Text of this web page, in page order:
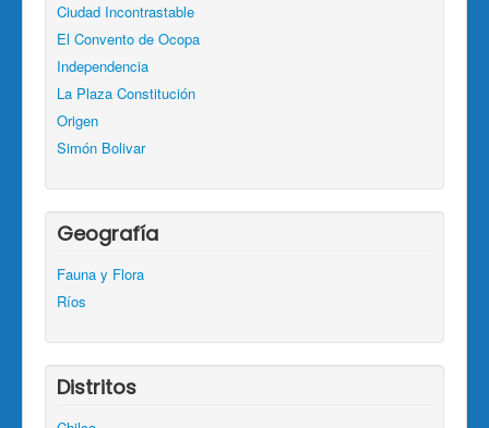
Ciudad Incontrastable
El Convento de Ocopa
Independencia
La Plaza Constitución
Origen
Simón Bolivar
Geografía
Fauna y Flora
Ríos
Distritos